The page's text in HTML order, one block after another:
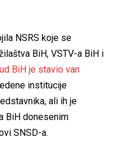
NSRS koje se
BiH, VSTV-a BiH i
BiH je stavio van
institucije
ali ih je
BiH donesenim
SNSD-a.